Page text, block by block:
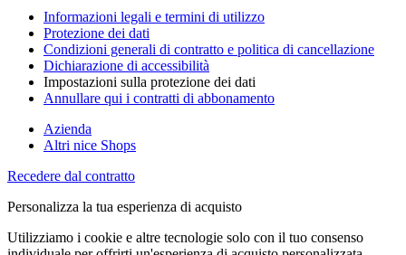
Informazioni legali e termini di utilizzo
Protezione dei dati
Condizioni generali di contratto e politica di cancellazione
Dichiarazione di accessibilità
Impostazioni sulla protezione dei dati
Annullare qui i contratti di abbonamento
Azienda
Altri nice Shops
Recedere dal contratto
Personalizza la tua esperienza di acquisto
Utilizziamo i cookie e altre tecnologie solo con il tuo consenso